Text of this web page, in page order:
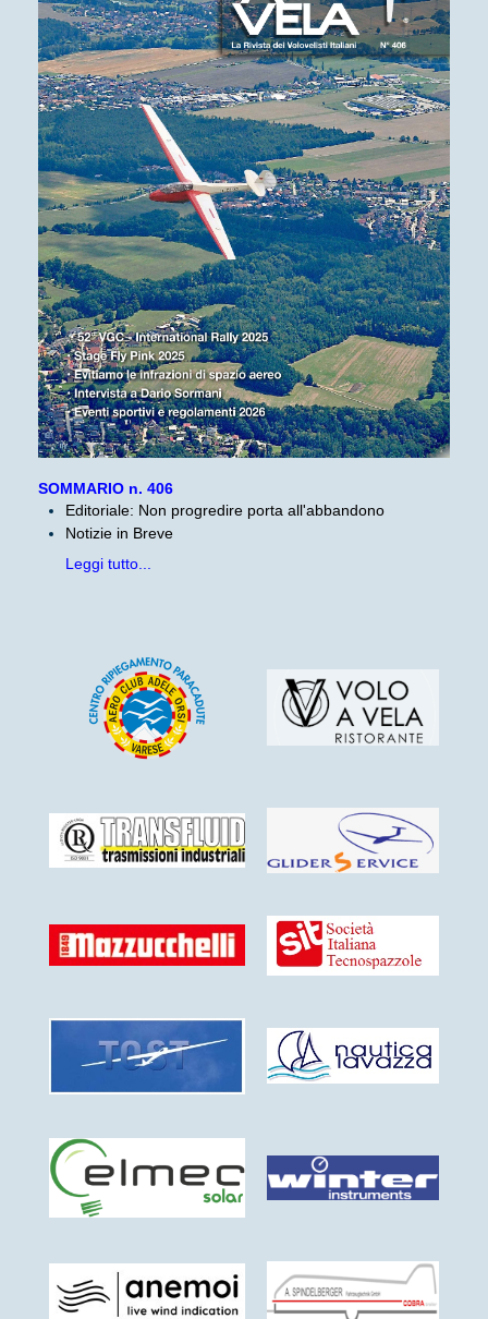
SOMMARIO n. 406
Editoriale: Non progredire porta all'abbandono
Notizie in Breve
Leggi tutto...